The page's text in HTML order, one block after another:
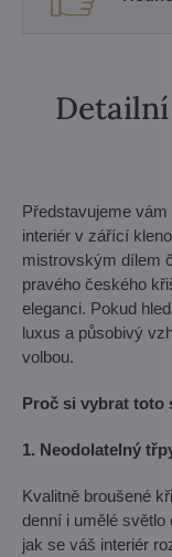
Představujeme
interiér v zářící
mistrovským dílem
pravého českého
eleganci. Pokud
luxus a působivý
volbou.
Proč si vybrat toto
1. Neodolatelný
Kvalitně broušené
denní i umělé
jak se váš interiér